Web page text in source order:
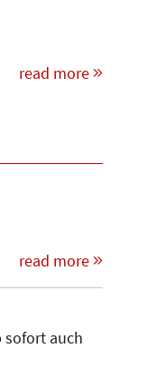
read more
read more
sofort auch